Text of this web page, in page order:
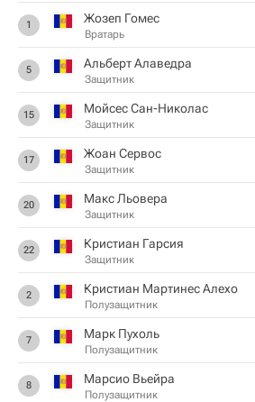
1 Жозеп Гомес
Вратарь
5 Альберт Алаведра
Защитник
15 Мойсес Сан-Николас
Защитник
17 Жоан Сервос
Защитник
20 Макс Льовера
Защитник
22 Кристиан Гарсия
Защитник
2 Кристиан Мартинес Алехо
Полузащитник
7 Марк Пухоль
Полузащитник
8 Марсио Вьейра
Полузащитник